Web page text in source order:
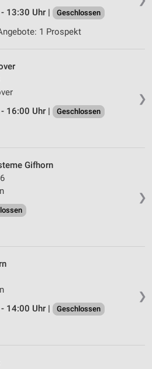
13:30 Uhr | Geschlossen
1 Prospekt
❯
16:00 Uhr |
Geschlossen
❯
Gifhorn
❯
14:00 Uhr |
Geschlossen